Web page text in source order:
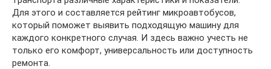
Для этого и составляется рейтинг микроавтобусов,
который поможет выявить подходящую машину для
каждого конкретного случая. И здесь важно учесть не
только его комфорт, универсальность или доступность
ремонта.